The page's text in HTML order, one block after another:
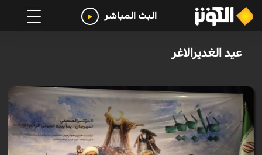
البث المباشر
عيد الغديرالاغر